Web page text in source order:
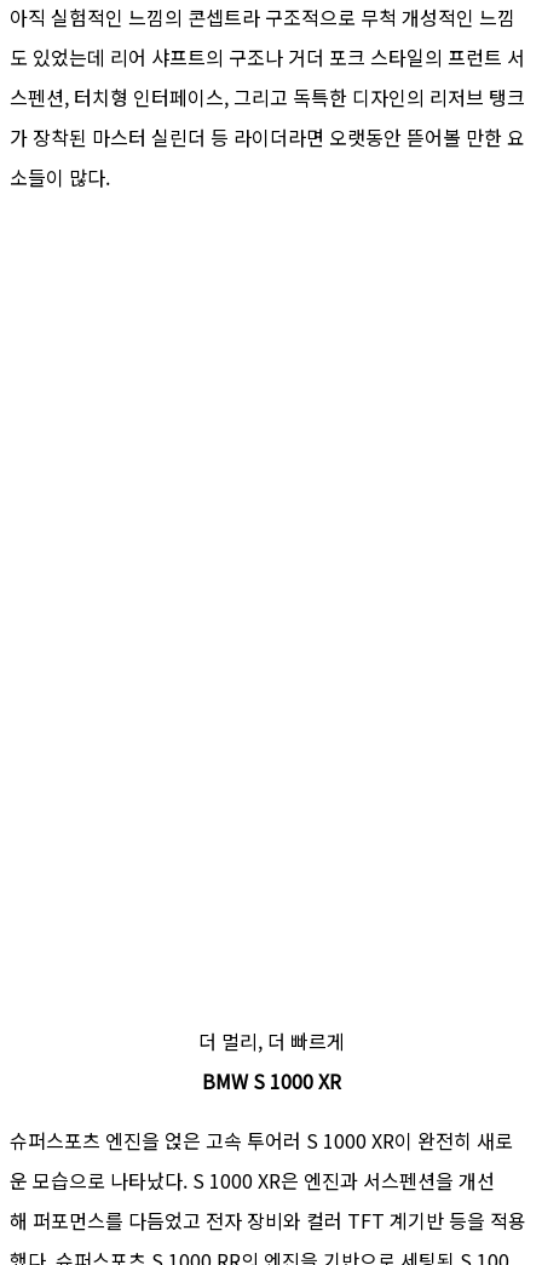
아직 실험적인 느낌의 콘셉트라 구조적으로 무척 개성적인 느낌
도 있었는데 리어 샤프트의 구조나 거더 포크 스타일의 프런트 서
스펜션, 터치형 인터페이스, 그리고 독특한 디자인의 리저브 탱크
가 장착된 마스터 실린더 등 라이더라면 오랫동안 뜯어볼 만한 요
소들이 많다.
더 멀리, 더 빠르게
BMW S 1000 XR
슈퍼스포츠 엔진을 얹은 고속 투어러 S 1000 XR이 완전히 새로
운 모습으로 나타났다. S 1000 XR은 엔진과 서스펜션을 개선
해 퍼포먼스를 다듬었고 전자 장비와 컬러 TFT 계기반 등을 적용